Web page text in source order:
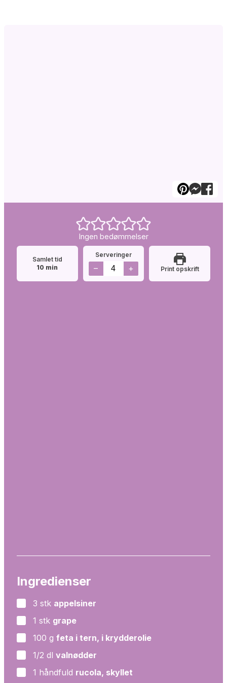
Ingen bedømmelser
Samlet tid
10 minutter
min
Serveringer
– + Print opskrift
Ingredienser
▢
3 stk appelsiner
▢
1 stk grape
▢
100 g feta i tern, i krydderolie
▢
1/2 dl valnødder
▢
1 håndfuld rucola, skyllet